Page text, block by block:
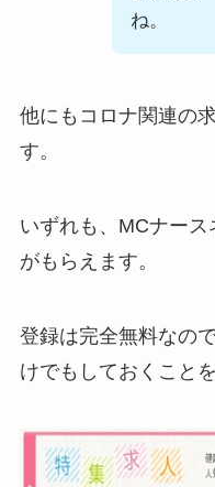
ね。
他にもコロナ関連の
す。
いずれも、MCナー
がもらえます。
登録は完全無料なの
けでもしておくこと